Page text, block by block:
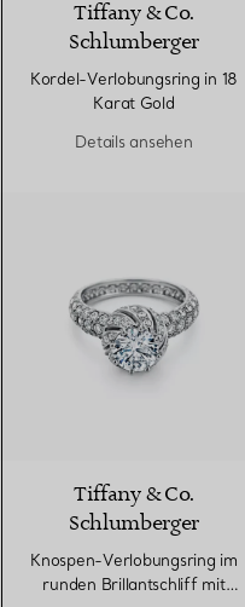
Tiffany & Co.
Schlumberger
Kordel-Verlobungsring in 18
Karat Gold
Details ansehen
Tiffany & Co.
Schlumberger
Knospen-Verlobungsring im
runden Brillantschliff mit